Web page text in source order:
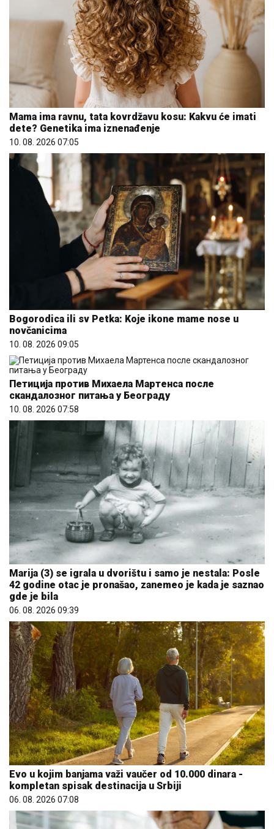
Mama ima ravnu, tata kovrdžavu kosu: Kakvu će imati
dete? Genetika ima iznenađenje
10. 08. 2026 07:05
Bogorodica ili sv Petka: Koje ikone mame nose u
novčanicima
10. 08. 2026 09:05
Петиција против Михаела Мартенса после
скандалозног питања у Београду
10. 08. 2026 07:58
Marija (3) se igrala u dvorištu i samo je nestala: Posle
42 godine otac je pronašao, zanemeo je kada je saznao
gde je bila
06. 08. 2026 09:39
Evo u kojim banjama važi vaučer od 10.000 dinara -
kompletan spisak destinacija u Srbiji
06. 08. 2026 07:08